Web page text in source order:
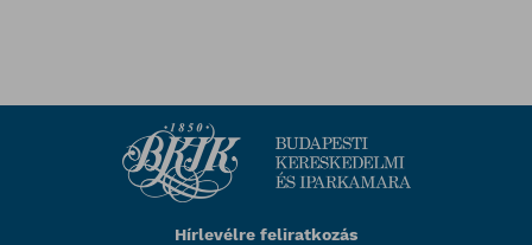
Hírlevélre feliratkozás